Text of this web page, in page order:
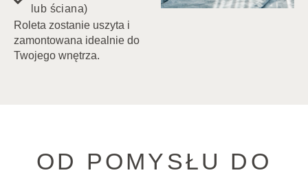
lub ściana)
Roleta zostanie uszyta i
zamontowana idealnie do
Twojego wnętrza.
OD POMYSŁU DO